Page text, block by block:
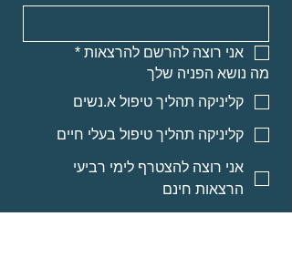
אני רוצה להרשם להרצאות *
מה נושא הפניה שלך
קליניקה תהליך טיפול א.נשים
קליניקה תהליך טיפול בעלי חיים
אני רוצה להצטרף לימי רביעי
הרצאות חינם